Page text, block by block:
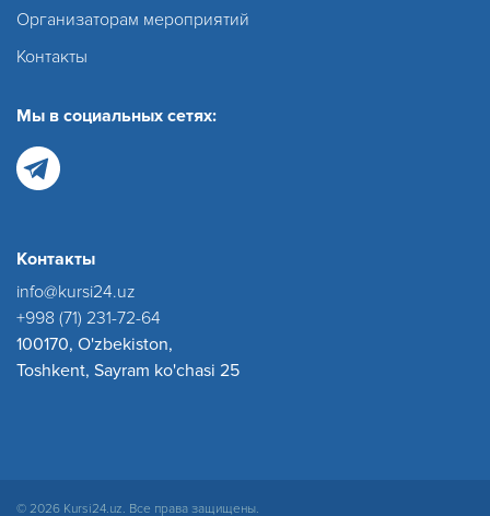
Организаторам мероприятий
Контакты
Мы в социальных сетях:
Контакты
info@kursi24.uz
+998 (71) 231-72-64
100170, O'zbekiston,
Toshkent, Sayram ko'chasi 25
© 2026 Kursi24.uz. Все права защищены.